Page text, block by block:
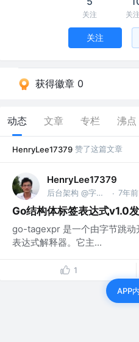
关注 关
关注
获得徽章 0
动态 文章 专栏 沸点
HenryLee17379 赞了这篇文章
HenryLee17379
后台架构 @字节跳动 · 7年前
Go结构体标签表达式v1.0
go-tagexpr 是一个由字节跳动
表达式解释器。它主...
1
APP